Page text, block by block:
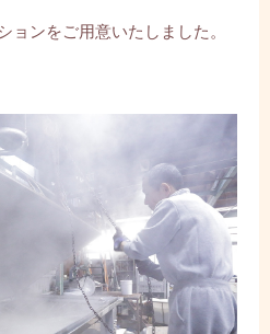
ョンをご用意いたしました。